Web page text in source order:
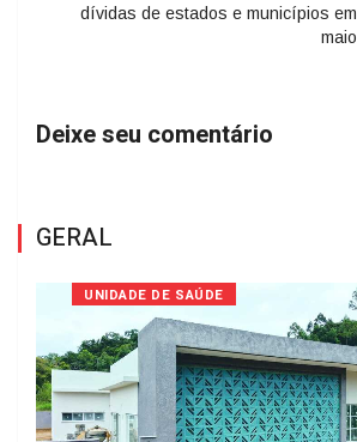
dívidas de estados e municípios em
maio
Deixe seu comentário
GERAL
UNIDADE DE SAÚDE